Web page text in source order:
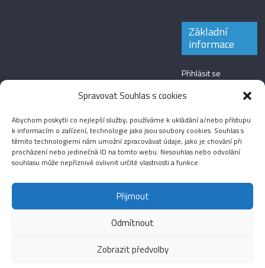
Spravovat Souhlas s cookies
Abychom poskytli co nejlepší služby, používáme k ukládání a/nebo přístupu
k informacím o zařízení, technologie jako jsou soubory cookies. Souhlas s
těmito technologiemi nám umožní zpracovávat údaje, jako je chování při
procházení nebo jedinečná ID na tomto webu. Nesouhlas nebo odvolání
souhlasu může nepříznivě ovlivnit určité vlastnosti a funkce.
Přijmout
Odmítnout
Zobrazit předvolby
Základní
informace
Přihlásit se
Zdroj kanálů
Kanál komentářů
Česká lokalizace
Fotografie Audio
Copyright © 2026Média IKSŽ. All rights reserved.
Theme: ColorMag Pro byThemeGrill. Drevet av